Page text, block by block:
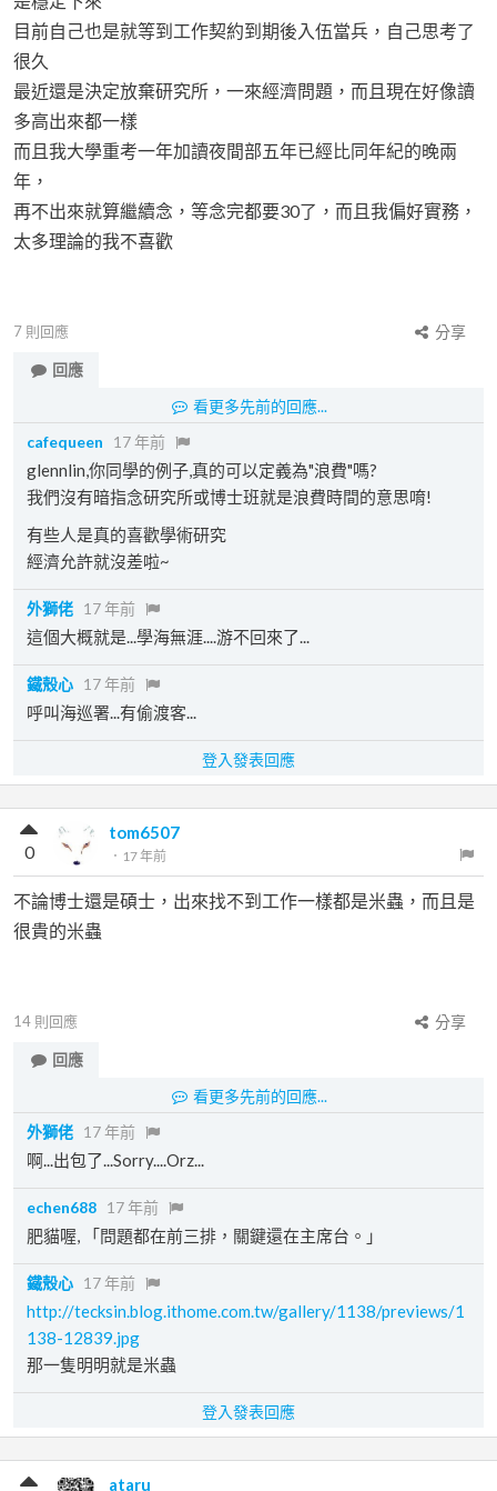
目前自己也是就等到工作契約到期後入伍當兵，自己思考了
很久
最近還是決定放棄研究所，一來經濟問題，而且現在好像讀
多高出來都一樣
而且我大學重考一年加讀夜間部五年已經比同年紀的晚兩
年，
再不出來就算繼續念，等念完都要30了，而且我偏好實務，
太多理論的我不喜歡
7 則回應
分享
回應
看更多先前的回應...
cafequeen
17 年前
glennlin,你同學的例子,真的可以定義為"浪費"嗎?
我們沒有暗指念研究所或博士班就是浪費時間的意思唷!
有些人是真的喜歡學術研究
經濟允許就沒差啦~
外獅佬 17 年前
這個大概就是...學海無涯....游不回來了...
鐵殼心 17 年前
呼叫海巡署...有偷渡客...
登入發表回應
tom6507
． 17 年前
0
不論博士還是碩士，出來找不到工作一樣都是米蟲，而且是
很貴的米蟲
14 則回應
分享
回應
看更多先前的回應...
外獅佬 17 年前
啊...出包了...Sorry....Orz...
echen688 17 年前
肥貓喔, 「問題都在前三排，關鍵還在主席台。」
鐵殼心 17 年前
http://tecksin.blog.ithome.com.tw/gallery/1138/previews/1
138-12839.jpg
那一隻明明就是米蟲
登入發表回應
ataru